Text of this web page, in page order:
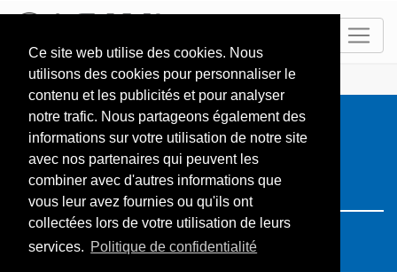
Ce site web utilise des cookies. Nous
utilisons des cookies pour personnaliser le
contenu et les publicités et pour analyser
notre trafic. Nous partageons également des
informations sur votre utilisation de notre site
avec nos partenaires qui peuvent les
combiner avec d'autres informations que
vous leur avez fournies ou qu'ils ont
collectées lors de votre utilisation de leurs
services. Politique de confidentialité
ACCUEIL Resorts Search: Deutschland